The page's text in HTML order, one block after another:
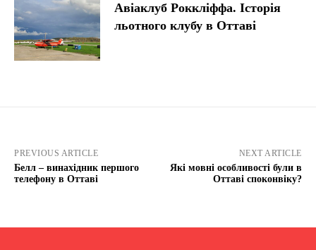
Авіаклуб Роккліффа. Історія
льотного клубу в Оттаві
PREVIOUS ARTICLE
Белл – винахідник першого
телефону в Оттаві
NEXT ARTICLE
Які мовні особливості були в
Оттаві споконвіку?